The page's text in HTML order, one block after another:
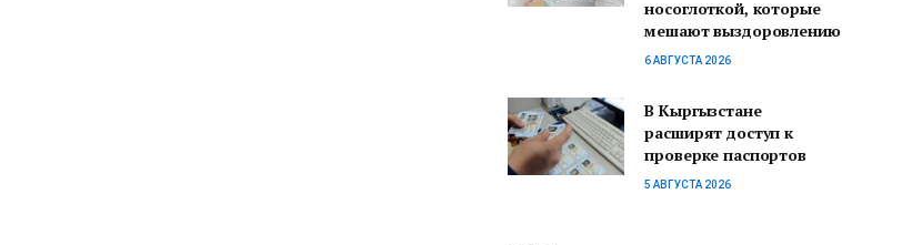
носоглоткой, которые
мешают выздоровлению
6 АВГУСТА 2026
В Кыргызстане
расширят доступ к
проверке паспортов
5 АВГУСТА 2026